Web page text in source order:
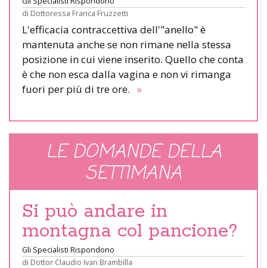
di Dottoressa Franca Fruzzetti
L'efficacia contraccettiva dell'"anello" è
mantenuta anche se non rimane nella stessa
posizione in cui viene inserito. Quello che conta
è che non esca dalla vagina e non vi rimanga
fuori per più di tre ore. »
LE DOMANDE DELLA
SETTIMANA
Si può andare in
montagna col pancione?
Gli Specialisti Rispondono
di Dottor Claudio Ivan Brambilla